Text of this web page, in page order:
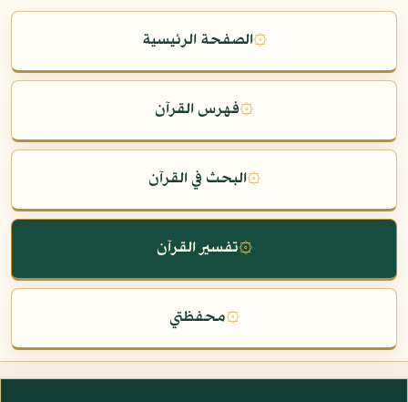
۞الصفحة الرئيسية
۞فهرس القرآن
۞البحث في القرآن
۞تفسير القرآن
۞محفظتي